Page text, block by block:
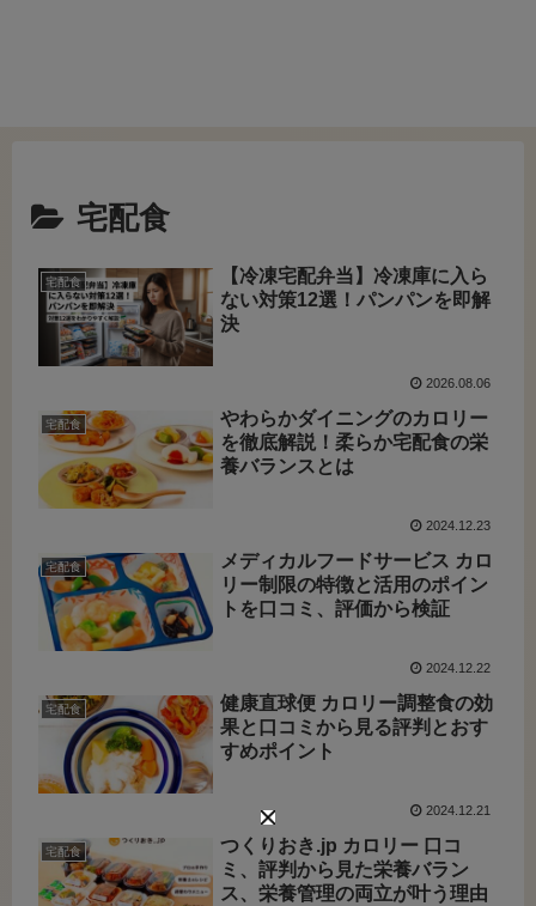
宅配食
宅配食
【冷凍宅配弁当】冷凍庫に入ら
ない対策12選！パンパンを即解
決
2026.08.06
宅配食
やわらかダイニングのカロリー
を徹底解説！柔らか宅配食の栄
養バランスとは
2024.12.23
宅配食
メディカルフードサービス カロ
リー制限の特徴と活用のポイン
トを口コミ、評価から検証
2024.12.22
宅配食
健康直球便 カロリー調整食の効
果と口コミから見る評判とおす
すめポイント
2024.12.21
宅配食
つくりおき.jp カロリー 口コ
ミ、評判から見た栄養バラン
ス、栄養管理の両立が叶う理由